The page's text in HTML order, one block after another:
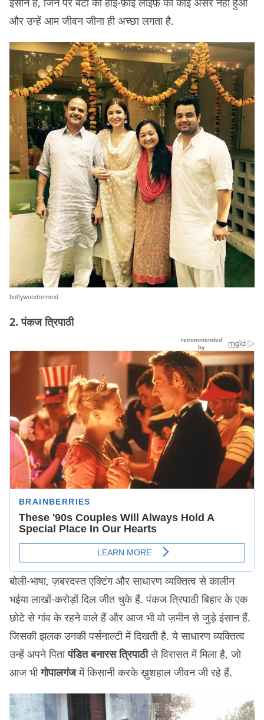
और उन्हें आम जीवन जीना ही अच्छा लगता है.
bollywoodremind
2. पंकज त्रिपाठी
बोली-भाषा, ज़बरदस्त एक्टिंग और साधारण व्यक्तित्व से कालीन
भईया लाखों-करोड़ों दिल जीत चुके हैं. पंकज त्रिपाठी बिहार के एक
छोटे से गांव के रहने वाले हैं और आज भी वो ज़मीन से जुड़े इंसान हैं.
जिसकी झलक उनकी पर्सनाल्टी में दिखती है. ये साधारण व्यक्तित्व
उन्हें अपने पितापंडित बनारस त्रिपाठीसे विरासत में मिला है, जो
आज भीगोपालगंजमें किसानी करके ख़ुशहाल जीवन जी रहे हैं.